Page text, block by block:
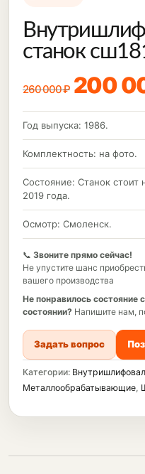
станок
260 000 ₽ 200
Год выпуска: 1986.
Комплектность: на фото.
Состояние: Станок стоит
2019 года.
Осмотр: Смоленск.
📞 Звоните прямо сейчас!
Не упустите шанс
вашего производства
Не понравилось состояние
состоянии? Напишите нам,
Задать вопрос
Категории:
Металлообрабатывающие,